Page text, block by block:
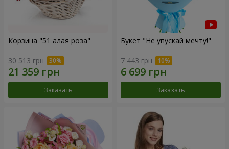
Корзина "51 алая роза"
30 513 грн
Заказать
Букет "Не упускай мечту!"
7 443 грн
Заказать